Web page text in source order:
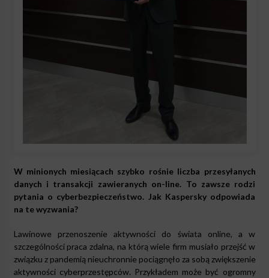
W minionych miesiącach szybko rośnie liczba przesyłanych
danych i transakcji zawieranych on-line. To zawsze rodzi
pytania o cyberbezpieczeństwo. Jak Kaspersky odpowiada
na te wyzwania?
Lawinowe przenoszenie aktywności do świata online, a w
szczególności praca zdalna, na którą wiele firm musiało przejść w
związku z pandemią nieuchronnie pociągnęło za sobą zwiększenie
aktywności cyberprzestępców. Przykładem może być ogromny